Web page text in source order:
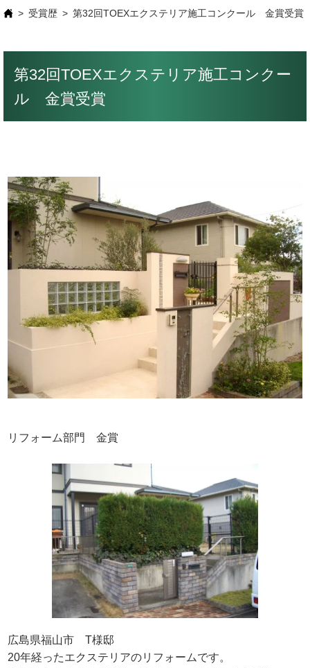
受賞歴 第32回TOEXエクステリア施工コンクール 金賞受賞
第32回TOEXエクステリア施工コンクー
ル 金賞受賞
リフォーム部門 金賞
広島県福山市 T様邸
20年経ったエクステリアのリフォームです。